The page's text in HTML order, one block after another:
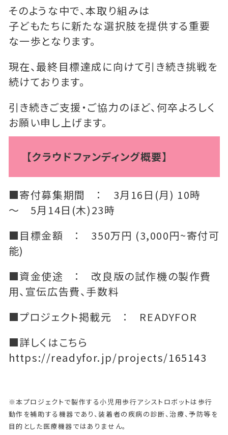
そのような中で、本取り組みは
子どもたちに新たな選択肢を提供する重要
な一歩となります。
現在、最終目標達成に向けて引き続き挑戦を
続けております。
引き続きご支援・ご協力のほど、何卒よろしく
お願い申し上げます。
【クラウドファンディング概要】
■寄付募集期間 ： 3月16日(月) 10時
～ 5月14日(木)23時
■目標金額 ： 350万円 (3,000円~寄付可
能)
■資金使途 ： 改良版の試作機の製作費
用、宣伝広告費、手数料
■プロジェクト掲載元 ： READYFOR
■詳しくはこちら
https://readyfor.jp/projects/165143
※本プロジェクトで製作する小児用歩行アシストロボットは歩行
動作を補助する機器であり、装着者の疾病の診断、治療、予防等を
目的とした医療機器ではありません。